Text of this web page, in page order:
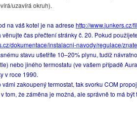
uzavírá okruh).
na váš kotel je na adresehttp://www.junkers.cz/
věnujte čas přečtení stránky č. 20. Pokud
dokumentace/instalacni-navody/regulace/
stavu ušetříte 10–20% plynu, tudíž
nebo jiného termostatu (ve vašem případě
v roce 1990.
zakoupený termostat, tak svorku COM
tom, že záměna je možná, ale správně to má